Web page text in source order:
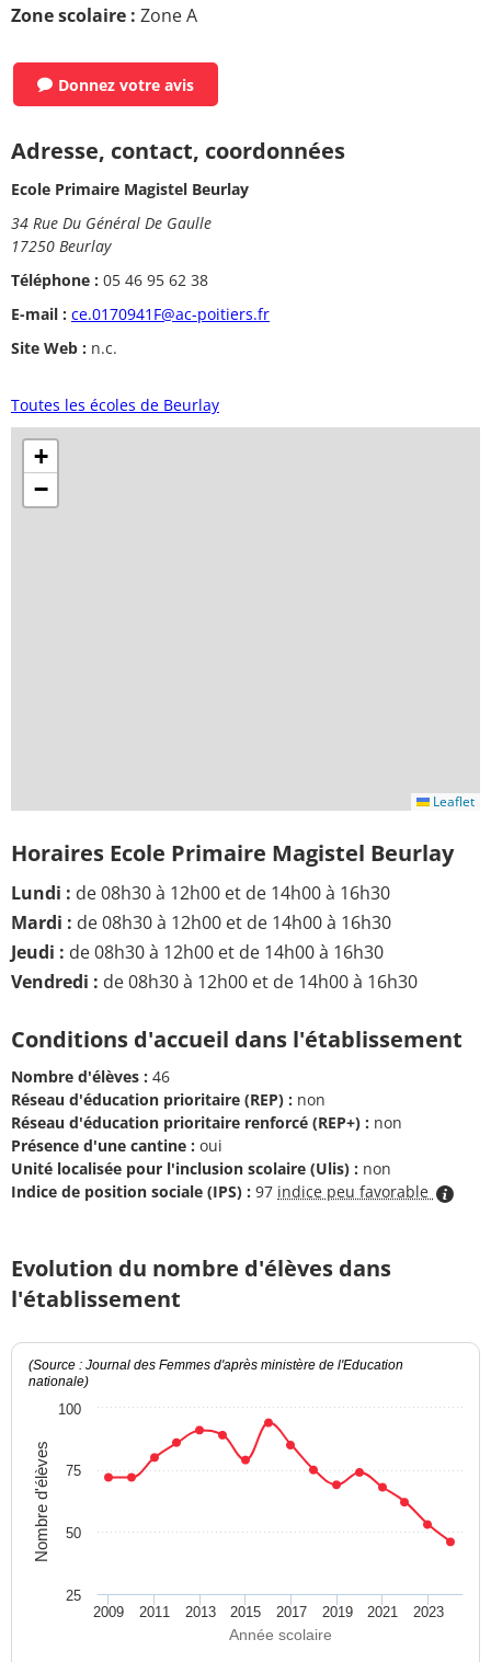
Zone scolaire : Zone A
Donnez votre avis
Adresse, contact, coordonnées
Ecole Primaire Magistel Beurlay
34 Rue Du Général De Gaulle
17250 Beurlay
Téléphone : 05 46 95 62 38
E-mail : ce.0170941F@ac-poitiers.fr
Site Web : n.c.
Toutes les écoles de Beurlay
+
−
Leaflet
Horaires Ecole Primaire Magistel Beurlay
Lundi : de 08h30 à 12h00 et de 14h00 à 16h30
Mardi : de 08h30 à 12h00 et de 14h00 à 16h30
Jeudi : de 08h30 à 12h00 et de 14h00 à 16h30
Vendredi : de 08h30 à 12h00 et de 14h00 à 16h30
Conditions d'accueil dans l'établissement
Nombre d'élèves : 46
Réseau d'éducation prioritaire (REP) : non
Réseau d'éducation prioritaire renforcé (REP+) : non
Présence d'une cantine : oui
Unité localisée pour l'inclusion scolaire (Ulis) : non
Indice de position sociale (IPS) : 97 indice peu favorable
Evolution du nombre d'élèves dans
l'établissement
Année scolaire
Nombre d'élèves
(Source : Journal des Femmes d'après ministère de l'Education
nationale)
2009 2011 2013 2015 2017 2019 2021 2023
100
25
50
75